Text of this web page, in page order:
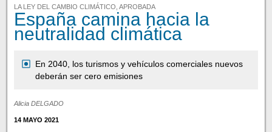
LA LEY DEL CAMBIO CLIMÁTICO, APROBADA
España camina hacia la
neutralidad climática
En 2040, los turismos y vehículos comerciales nuevos
deberán ser cero emisiones
Alicia DELGADO
14 MAYO 2021